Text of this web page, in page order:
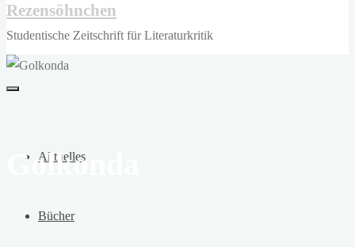
Rezensöhnchen
Studentische Zeitschrift für Literaturkritik
Aktuelles
Bücher
Golkonda